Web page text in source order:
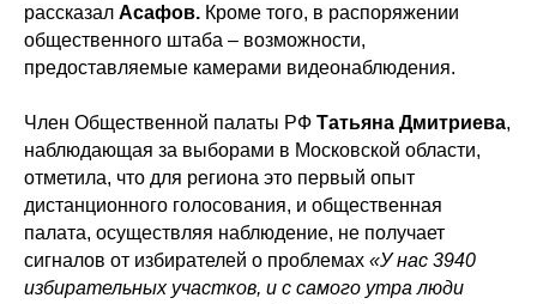
рассказал Асафов. Кроме того, в распоряжении
общественного штаба – возможности,
предоставляемые камерами видеонаблюдения.
Член Общественной палаты РФ Татьяна Дмитриева,
наблюдающая за выборами в Московской области,
отметила, что для региона это первый опыт
дистанционного голосования, и общественная
палата, осуществляя наблюдение, не получает
сигналов от избирателей о проблемах «У нас 3940
избирательных участков, и с самого утра люди